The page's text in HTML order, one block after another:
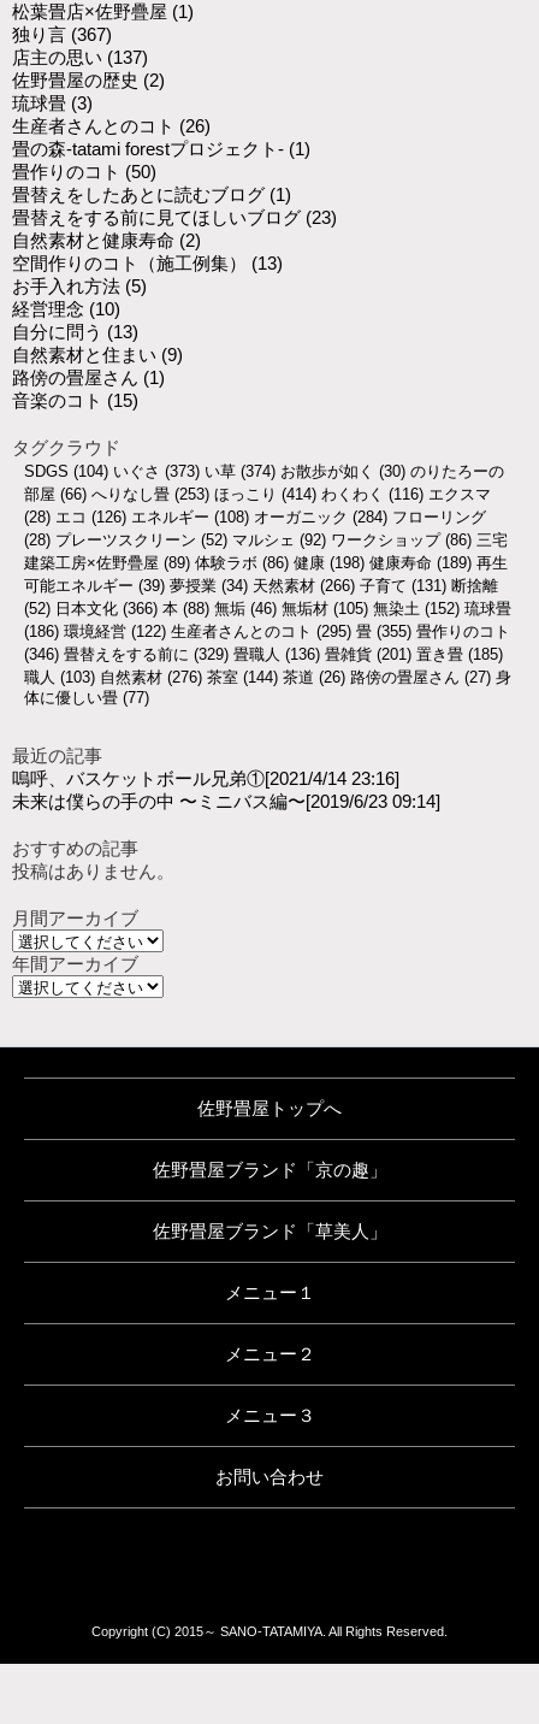
松葉畳店×佐野疊屋 (1)
独り言 (367)
店主の思い (137)
佐野畳屋の歴史 (2)
琉球畳 (3)
生産者さんとのコト (26)
畳の森-tatami forestプロジェクト- (1)
畳作りのコト (50)
畳替えをしたあとに読むブログ (1)
畳替えをする前に見てほしいブログ (23)
自然素材と健康寿命 (2)
空間作りのコト（施工例集） (13)
お手入れ方法 (5)
経営理念 (10)
自分に問う (13)
自然素材と住まい (9)
路傍の畳屋さん (1)
音楽のコト (15)
タグクラウド
SDGS (104) いぐさ (373) い草 (374) お散歩が如く (30) のりたろーの
部屋 (66) へりなし畳 (253) ほっこり (414) わくわく (116) エクスマ
(28) エコ (126) エネルギー (108) オーガニック (284) フローリング
(28) プレーツスクリーン (52) マルシェ (92) ワークショップ(86) 三宅
建築工房×佐野疊屋 (89) 体験ラボ (86) 健康 (198) 健康寿命 (189) 再生
可能エネルギー (39) 夢授業 (34) 天然素材 (266) 子育て (131) 断捨離
(52) 日本文化 (366) 本 (88) 無垢 (46) 無垢材 (105) 無染土 (152) 琉球畳
(186) 環境経営 (122) 生産者さんとのコト (295) 畳 (355) 畳作りのコト
(346) 畳替えをする前に (329) 畳職人 (136) 畳雑貨 (201) 置き畳 (185)
職人 (103) 自然素材 (276) 茶室 (144) 茶道 (26) 路傍の畳屋さん (27) 身
体に優しい畳 (77)
最近の記事
嗚呼、バスケットボール兄弟①[2021/4/14 23:16]
未来は僕らの手の中 〜ミニバス編〜[2019/6/23 09:14]
おすすめの記事
投稿はありません。
月間アーカイブ
年間アーカイブ
佐野畳屋トップへ
佐野畳屋ブランド「京の趣」
佐野畳屋ブランド「草美人」
メニュー１
メニュー２
メニュー３
お問い合わせ
Copyright (C) 2015～ SANO-TATAMIYA. All Rights Reserved.